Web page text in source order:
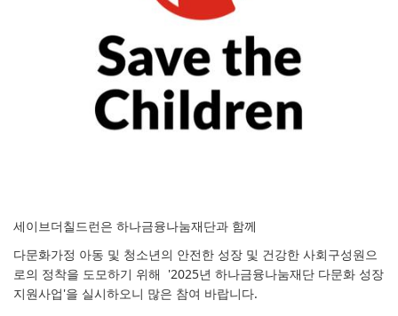
세이브더칠드런은 하나금융나눔재단과 함께
다문화가정 아동 및 청소년의 안전한 성장 및 건강한 사회구성원으
로의 정착을 도모하기 위해 '2025년 하나금융나눔재단 다문화 성장
지원사업'을 실시하오니 많은 참여 바랍니다.